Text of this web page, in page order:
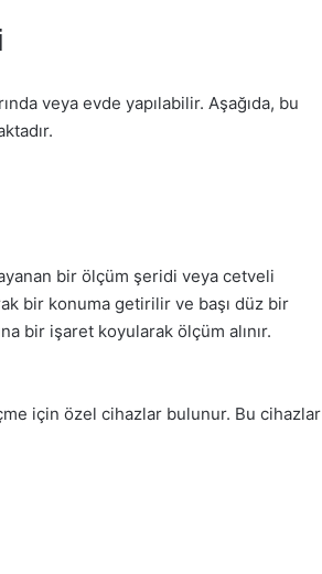
veya evde yapılabilir. Aşağıda, bu
bir ölçüm şeridi veya cetveli
bir konuma getirilir ve başı düz bir
bir işaret koyularak ölçüm alınır.
için özel cihazlar bulunur. Bu cihazlar